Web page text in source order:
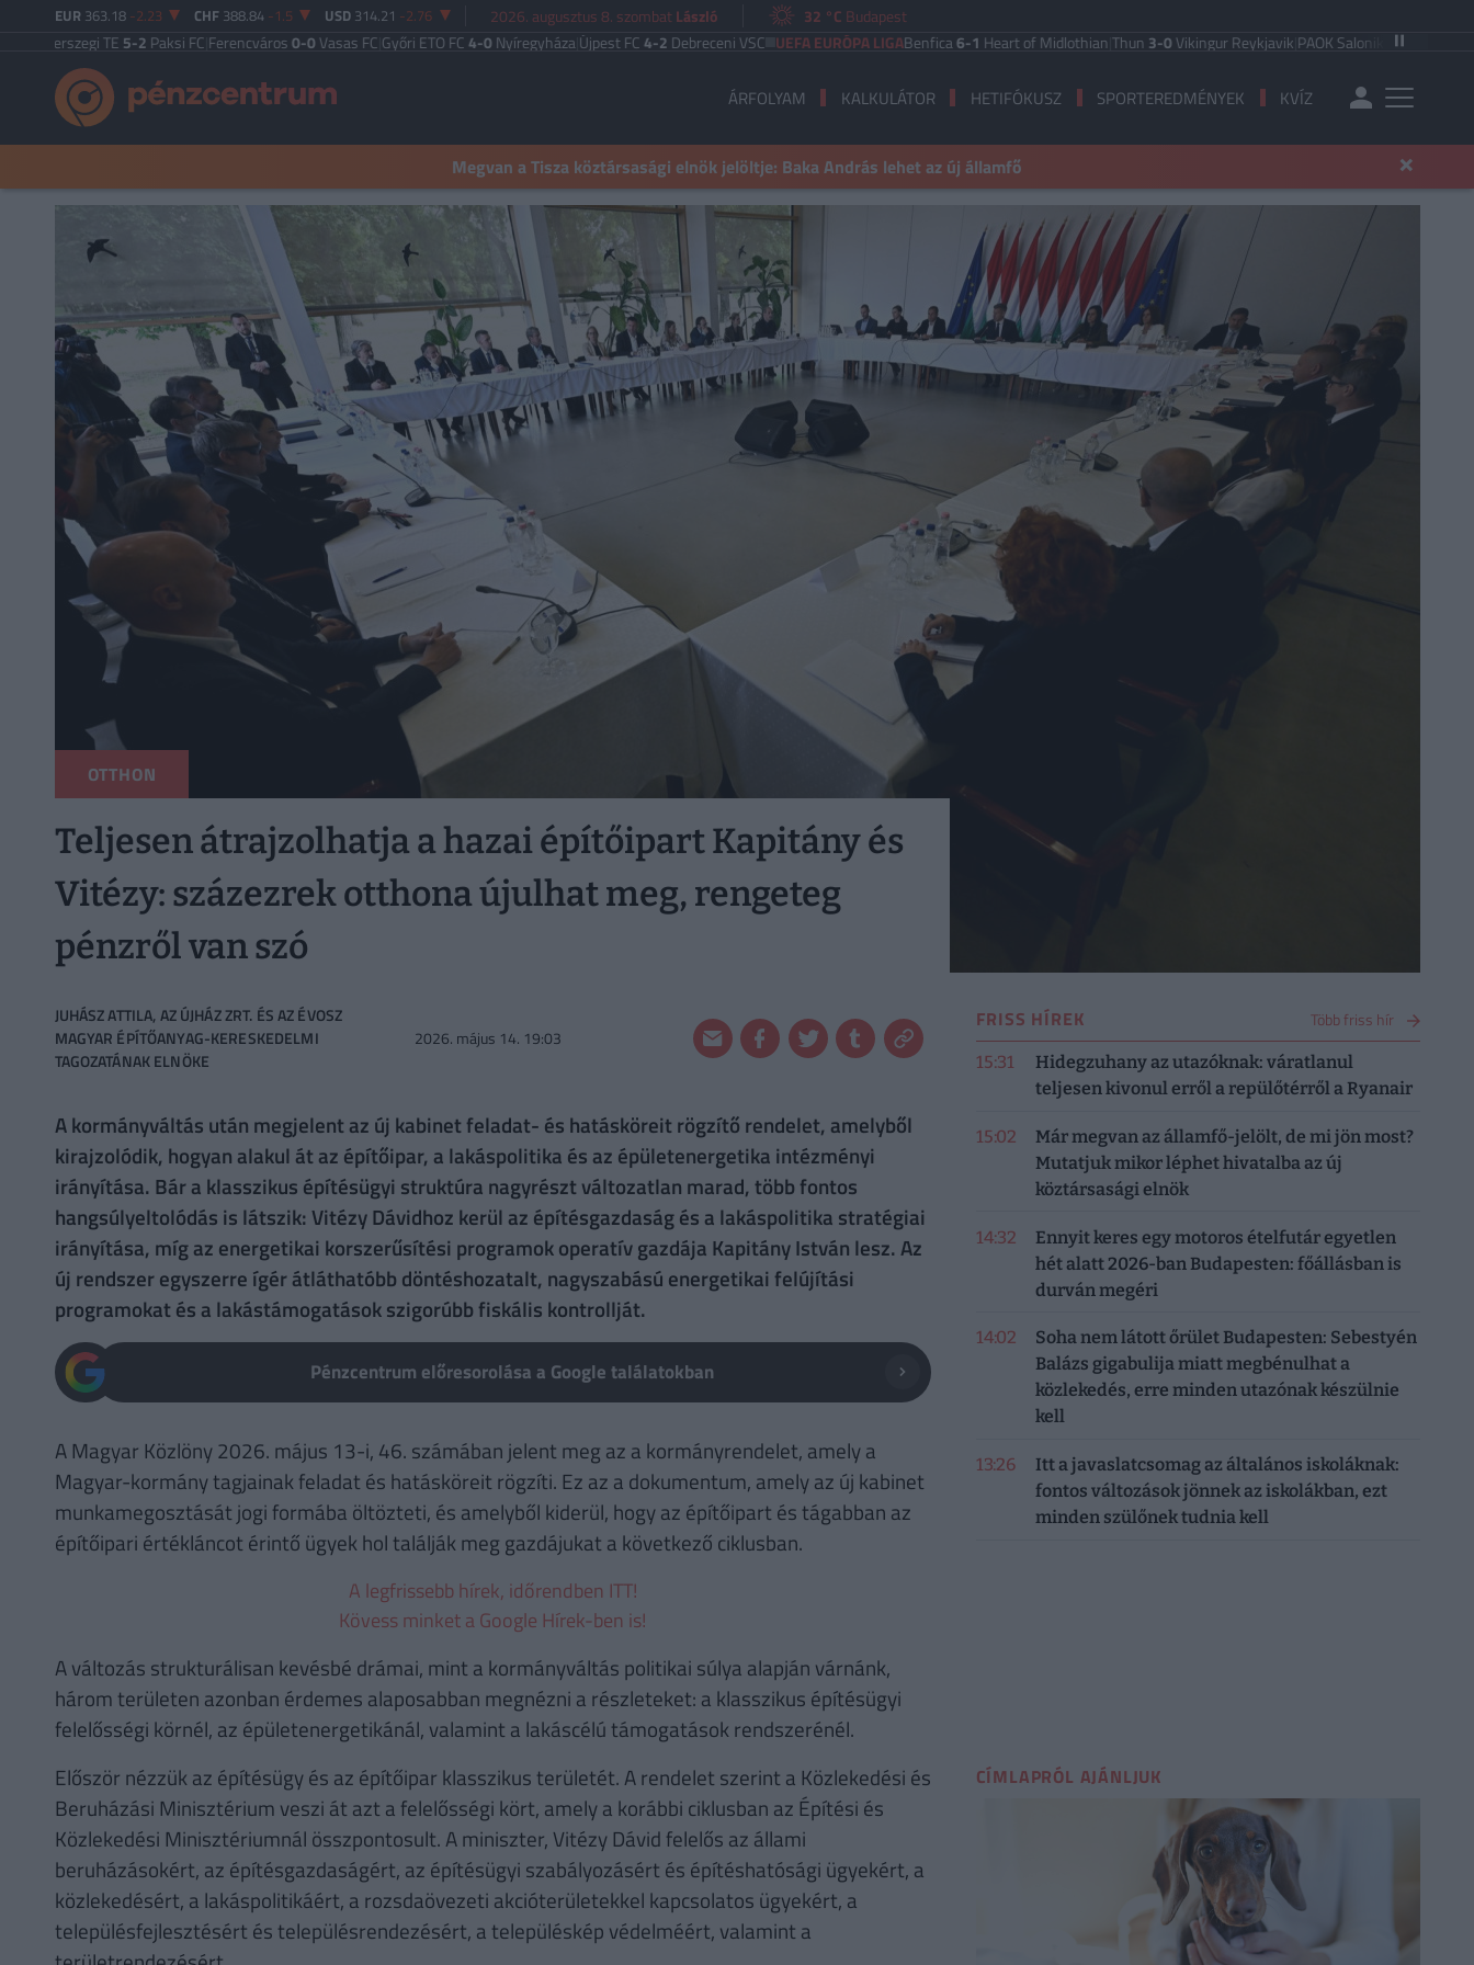
EUR 363.18 -2.23 CHF 388.84 -1.5 USD 314.21 -2.76 2026. augusztus 8. szombatLászló 32 °C Budapest
TE5-2Paksi FC|Ferencváros0-0Vasas FC|Győri ETO FC 4-0Nyíregyháza|Újpest FC4-2Debreceni VSC UEFA EURÓPA LIGABenfica6-1Heart of Midlothian|Thun3-0Vikingur Reykjavik|PAOK Saloniki0-1Anderlecht
ÁRFOLYAM KALKULÁTOR HETIFÓKUSZ SPORTEREDMÉNYEK KVÍZ
Megvan a Tisza köztársasági elnök jelöltje: Baka András lehet az új államfő ×
OTTHON
Teljesen átrajzolhatja a hazai építőipart Kapitány és
Vitézy: százezrek otthona újulhat meg, rengeteg
pénzről van szó
JUHÁSZ ATTILA, AZ ÚJHÁZ ZRT. ÉS AZ ÉVOSZ
MAGYAR ÉPÍTŐANYAG-KERESKEDELMI
TAGOZATÁNAK ELNÖKE
2026. május 14. 19:03
A kormányváltás után megjelent az új kabinet feladat- és hatásköreit rögzítő rendelet, amelyből
kirajzolódik, hogyan alakul át az építőipar, a lakáspolitika és az épületenergetika intézményi
irányítása. Bár a klasszikus építésügyi struktúra nagyrészt változatlan marad, több fontos
hangsúlyeltolódás is látszik: Vitézy Dávidhoz kerül az építésgazdaság és a lakáspolitika stratégiai
irányítása, míg az energetikai korszerűsítési programok operatív gazdája Kapitány István lesz. Az
új rendszer egyszerre ígér átláthatóbb döntéshozatalt, nagyszabású energetikai felújítási
programokat és a lakástámogatások szigorúbb fiskális kontrollját.
Pénzcentrum előresorolása a Google találatokban
A Magyar Közlöny 2026. május 13-i, 46. számában jelent meg az a kormányrendelet, amely a
Magyar-kormány tagjainak feladat és hatásköreit rögzíti. Ez az a dokumentum, amely az új kabinet
munkamegosztását jogi formába öltözteti, és amelyből kiderül, hogy az építőipart és tágabban az
építőipari értékláncot érintő ügyek hol találják meg gazdájukat a következő ciklusban.
A legfrissebb hírek, időrendben ITT!
Kövess minket a Google Hírek-ben is!
A változás strukturálisan kevésbé drámai, mint a kormányváltás politikai súlya alapján várnánk,
három területen azonban érdemes alaposabban megnézni a részleteket: a klasszikus építésügyi
felelősségi körnél, az épületenergetikánál, valamint a lakáscélú támogatások rendszerénél.
Először nézzük az építésügy és az építőipar klasszikus területét. A rendelet szerint a Közlekedési és
Beruházási Minisztérium veszi át azt a felelősségi kört, amely a korábbi ciklusban az Építési és
Közlekedési Minisztériumnál összpontosult. A miniszter, Vitézy Dávid felelős az állami
beruházásokért, az építésgazdaságért, az építésügyi szabályozásért és építéshatósági ügyekért, a
közlekedésért, a lakáspolitikáért, a rozsdaövezeti akcióterületekkel kapcsolatos ügyekért, a
településfejlesztésért és településrendezésért, a településkép védelméért, valamint a
FRISS HÍREK Több friss hír
15:31
Hidegzuhany az utazóknak: váratlanul
teljesen kivonul erről a repülőtérről a Ryanair
15:02
Már megvan az államfő-jelölt, de mi jön most?
Mutatjuk mikor léphet hivatalba az új
köztársasági elnök
14:32
Ennyit keres egy motoros ételfutár egyetlen
hét alatt 2026-ban Budapesten: főállásban is
durván megéri
14:02
Soha nem látott őrület Budapesten: Sebestyén
Balázs gigabulija miatt megbénulhat a
közlekedés, erre minden utazónak készülnie
kell
13:26
Itt a javaslatcsomag az általános iskoláknak:
fontos változások jönnek az iskolákban, ezt
minden szülőnek tudnia kell
CÍMLAPRÓL AJÁNLJUK